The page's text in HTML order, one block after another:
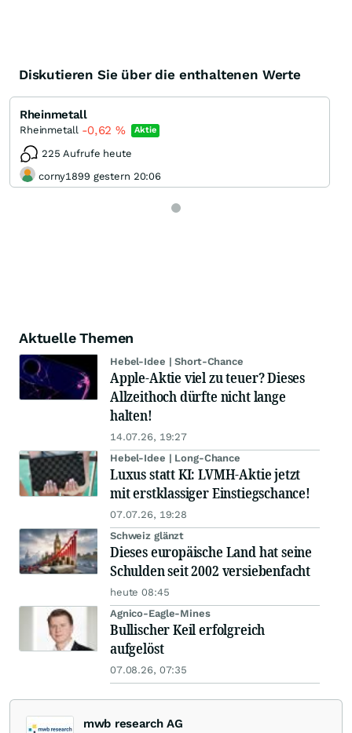
Diskutieren Sie über die enthaltenen Werte
Rheinmetall
Rheinmetall -0,62 % Aktie
225 Aufrufe heute
corny1899 gestern 20:06
Aktuelle Themen
Hebel-Idee | Short-Chance
Apple-Aktie viel zu teuer? Dieses
Allzeithoch dürfte nicht lange
halten!
14.07.26, 19:27
Hebel-Idee | Long-Chance
Luxus statt KI: LVMH-Aktie jetzt
mit erstklassiger Einstiegschance!
07.07.26, 19:28
Schweiz glänzt
Dieses europäische Land hat seine
Schulden seit 2002 versiebenfacht
heute 08:45
Agnico-Eagle-Mines
Bullischer Keil erfolgreich
aufgelöst
07.08.26, 07:35
mwb research AG